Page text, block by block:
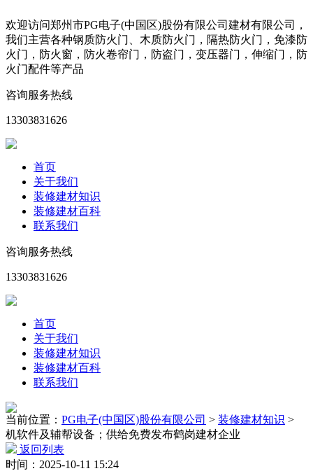
欢迎访问郑州市PG电子(中国区)股份有限公司建材有限公司，
我们主营各种钢质防火门、木质防火门，隔热防火门，免漆防
火门，防火窗，防火卷帘门，防盗门，变压器门，伸缩门，防
火门配件等产品
咨询服务热线
13303831626
首页
关于我们
装修建材知识
装修建材百科
联系我们
咨询服务热线
13303831626
首页
关于我们
装修建材知识
装修建材百科
联系我们
当前位置： PG电子(中国区)股份有限公司 > 装修建材知识 >
机软件及辅帮设备；供给免费发布鹤岗建材企业
返回列表
时间：2025-10-11 15:24